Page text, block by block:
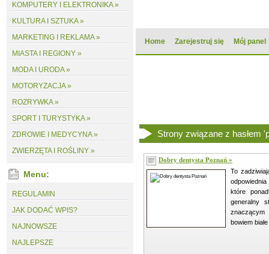
Home Zarejestruj się Mój panel
KOMPUTERY I ELEKTRONIKA »
KULTURA I SZTUKA »
MARKETING I REKLAMA »
MIASTA I REGIONY »
MODA I URODA »
MOTORYZACJA »
ROZRYWKA »
SPORT I TURYSTYKA »
ZDROWIE I MEDYCYNA »
ZWIERZĘTA I ROŚLINY »
Menu:
REGULAMIN
JAK DODAĆ WPIS?
NAJNOWSZE
NAJLEPSZE
Strony związane z hasłem
Dobry dentysta Poznań »
To
które
generalny
bowiem